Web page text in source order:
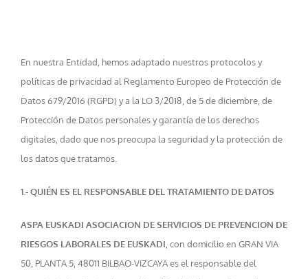
En nuestra Entidad, hemos adaptado nuestros protocolos y
políticas de privacidad al Reglamento Europeo de Protección de
Datos 679/2016 (RGPD) y a la LO 3/2018, de 5 de diciembre, de
Protección de Datos personales y garantía de los derechos
digitales, dado que nos preocupa la seguridad y la protección de
los datos que tratamos.
1.- QUIÉN ES EL RESPONSABLE DEL TRATAMIENTO DE DATOS
ASPA EUSKADI ASOCIACION DE SERVICIOS DE PREVENCION DE
RIESGOS LABORALES DE EUSKADI , con domicilio en GRAN VIA
50, PLANTA 5, 48011 BILBAO-VIZCAYA es el responsable del